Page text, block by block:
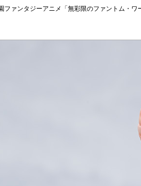
ファンタジーアニメ「無彩限のファントム・